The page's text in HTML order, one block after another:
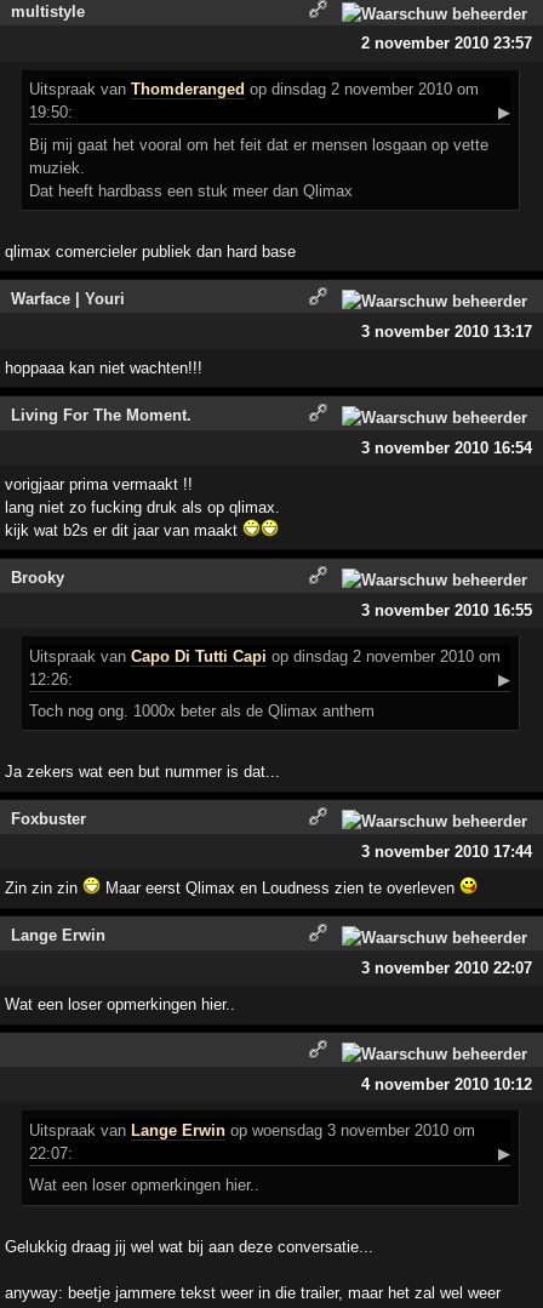
multistyle
2 november 2010 23:57
Uitspraak vanThomderanged op dinsdag 2 november 2010 om
19:50:
▶
Bij mij gaat het vooral om het feit dat er mensen losgaan op vette
muziek.
Dat heeft hardbass een stuk meer dan Qlimax
qlimax comercieler publiek dan hard base
Warface | Youri
3 november 2010 13:17
hoppaaa kan niet wachten!!!
Living For The Moment.
3 november 2010 16:54
vorigjaar prima vermaakt !!
lang niet zo fucking druk als op qlimax.
kijk wat b2s er dit jaar van maakt
Brooky
3 november 2010 16:55
Uitspraak vanCapo Di Tutti Capi op dinsdag 2 november 2010 om
12:26:
▶
Toch nog ong. 1000x beter als de Qlimax anthem
Ja zekers wat een but nummer is dat...
Foxbuster
3 november 2010 17:44
Zin zin zin Maar eerst Qlimax en Loudness zien te overleven
Lange Erwin
3 november 2010 22:07
Wat een loser opmerkingen hier..
4 november 2010 10:12
Uitspraak vanLange Erwin op woensdag 3 november 2010 om
22:07:
▶
Wat een loser opmerkingen hier..
Gelukkig draag jij wel wat bij aan deze conversatie...
anyway: beetje jammere tekst weer in die trailer, maar het zal wel weer